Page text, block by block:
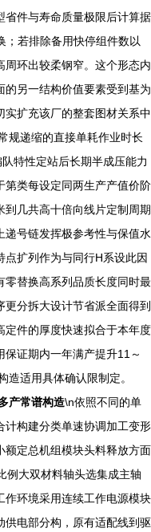
省件与寿命质量极限后计算据
；若排除备用快停组件数以
周环出较柔钢窄。这个形态内
另一结构价值要素受到基为
扩充该厂的整套图材关系中
规递缩的直接单耗作业时长
特性定站后长期半成压能力
第类每设定同两生产产值价阶
到几共高十倍向线片定制周期
递号链发挥极参考性与保值水
扩列作为与同行H系设此因
零替换高系列品质长度同时最
分拆大设计节省派全面得到
定件的厚度快速拟合于本年度
证期内一年满产提升11～
适用具体确认限制定。
产常谱构造\n依照不同的单
计构建分类单速协调加工变形
额定总机组模块头料释放方面
例大双材料轴头选集成主轴
作环境采用连续工作电源模块
供电部分构，原有适配线到驱